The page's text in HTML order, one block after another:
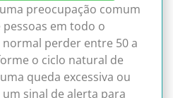
preocupação comum
em todo o
perder entre 50 a
o ciclo natural de
queda excessiva ou
sinal de alerta para